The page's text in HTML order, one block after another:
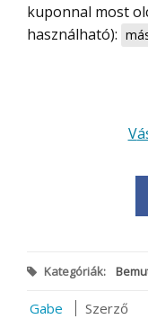
kuponnal most
használható):
Kategóriák:
Gabe
Szerző